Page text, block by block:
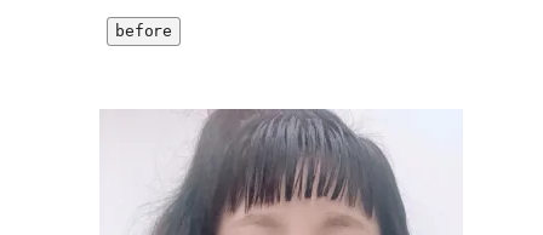
before